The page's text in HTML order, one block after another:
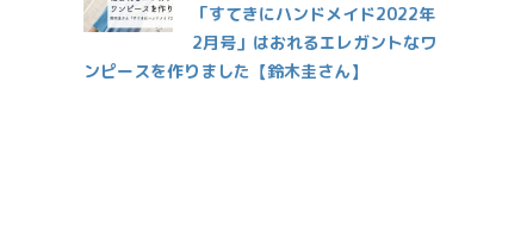
「すてきにハンドメイド2022年
2月号」はおれるエレガントなワ
ンピースを作りました【鈴木圭さん】